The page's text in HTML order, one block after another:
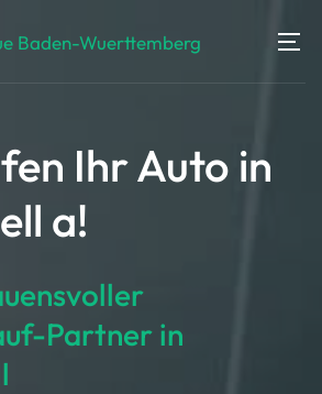
Ihr Auto in
a!
Partner in